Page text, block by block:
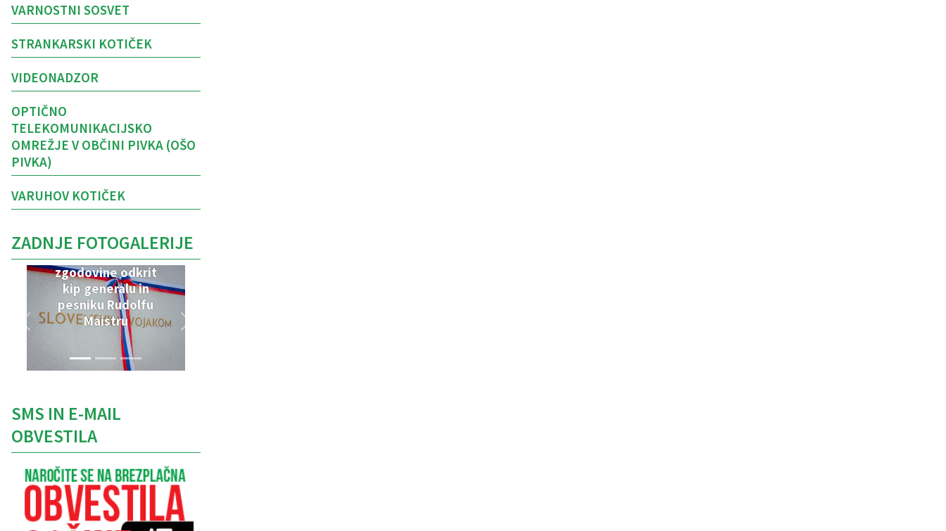
VARNOSTNI SOSVET
STRANKARSKI KOTIČEK
VIDEONADZOR
OPTIČNO
TELEKOMUNIKACIJSKO
OMREŽJE V OBČINI PIVKA (OŠO
PIVKA)
VARUHOV KOTIČEK
ZADNJE FOTOGALERIJE
V Parku vojaške
zgodovine odkrit
kip generalu in
pesniku Rudolfu
Maistru
SMS IN E-MAIL
OBVESTILA